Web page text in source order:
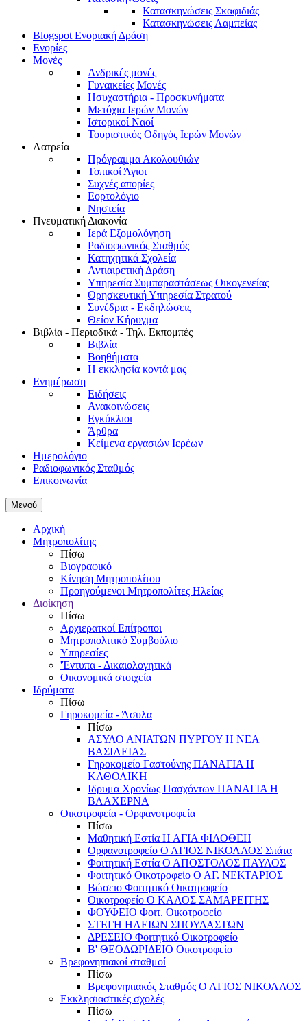
Κατασκηνώσεις Σκαφιδιάς
Κατασκηνώσεις Λαμπείας
Blogspot Ενοριακή Δράση
Ενορίες
Μονές
Ανδρικές μονές
Γυναικείες Μονές
Ησυχαστήρια - Προσκυνήματα
Μετόχια Ιερών Μονών
Ιστορικοί Ναοί
Τουριστικός Οδηγός Ιερών Μονών
Λατρεία
Πρόγραμμα Ακολουθιών
Τοπικοί Άγιοι
Συχνές απορίες
Εορτολόγιο
Νηστεία
Πνευματική Διακονία
Ιερά Εξομολόγηση
Ραδιοφωνικός Σταθμός
Κατηχητικά Σχολεία
Αντιαιρετική Δράση
Υπηρεσία Συμπαραστάσεως Οικογενείας
Θρησκευτική Υπηρεσία Στρατού
Συνέδρια - Εκδηλώσεις
Θείον Κήρυγμα
Βιβλία - Περιοδικά - Τηλ. Εκπομπές
Βιβλία
Βοηθήματα
Η εκκλησία κοντά μας
Ενημέρωση
Ειδήσεις
Ανακοινώσεις
Εγκύκλιοι
Άρθρα
Κείμενα εργασιών Ιερέων
Ημερολόγιο
Ραδιοφωνικός Σταθμός
Επικοινωνία
Μενού
Αρχική
Μητροπολίτης
Πίσω
Βιογραφικό
Κίνηση Μητροπολίτου
Προηγούμενοι Μητροπολίτες Ηλείας
Διοίκηση
Πίσω
Αρχιερατκοί Επίτροποι
Μητροπολιτικό Συμβούλιο
Υπηρεσίες
'Έντυπα - Δικαιολογητικά
Οικονομικά στοιχεία
Ιδρύματα
Πίσω
Γηροκομεία - Άσυλα
Πίσω
ΑΣΥΛΟ ΑΝΙΑΤΩΝ ΠΥΡΓΟΥ Η ΝΕΑ
ΒΑΣΙΛΕΙΑΣ
Γηροκομείο Γαστούνης ΠΑΝΑΓΙΑ Η
ΚΑΘΟΛΙΚΗ
Ιδρυμα Χρονίως Πασχόντων ΠΑΝΑΓΙΑ Η
ΒΛΑΧΕΡΝΑ
Οικοτροφεία - Ορφανοτροφεία
Πίσω
Μαθητική Εστία Η ΑΓΙΑ ΦΙΛΟΘΕΗ
Ορφανοτροφείο Ο ΑΓΙΟΣ ΝΙΚΟΛΑΟΣ Σπάτα
Φοιτητική Εστία Ο ΑΠΟΣΤΟΛΟΣ ΠΑΥΛΟΣ
Φοιτητικό Οικοτροφείο Ο ΑΓ. ΝΕΚΤΑΡΙΟΣ
Βώσειο Φοιτητικό Οικοτροφείο
Οικοτροφείο Ο ΚΑΛΟΣ ΣΑΜΑΡΕΙΤΗΣ
ΦΟΥΦΕΙΟ Φοιτ. Οικοτροφείο
ΣΤΕΓΗ ΗΛΕΙΩΝ ΣΠΟΥΔΑΣΤΩΝ
ΔΡΕΣΕΙΟ Φοιτητικό Οικοτροφείο
Β' ΘΕΟΔΩΡΙΔΕΙΟ Οικοτροφείο
Βρεφονηπιακοί σταθμοί
Πίσω
Βρεφονηπιακός Σταθμός Ο ΑΓΙΟΣ ΝΙΚΟΛΑΟΣ
Εκκλησιαστικές σχολές
Πίσω